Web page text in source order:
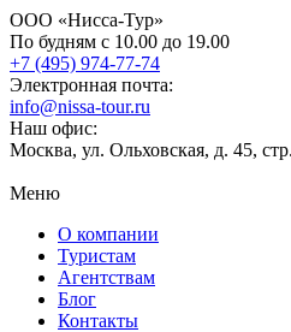
ООО «Нисса-Тур»
По будням с 10.00 до 19.00
+7 (495) 974-77-74
Электронная почта:
info@nissa-tour.ru
Наш офис:
Москва, ул. Ольховская, д. 45,
Меню
О компании
Туристам
Агентствам
Блог
Контакты